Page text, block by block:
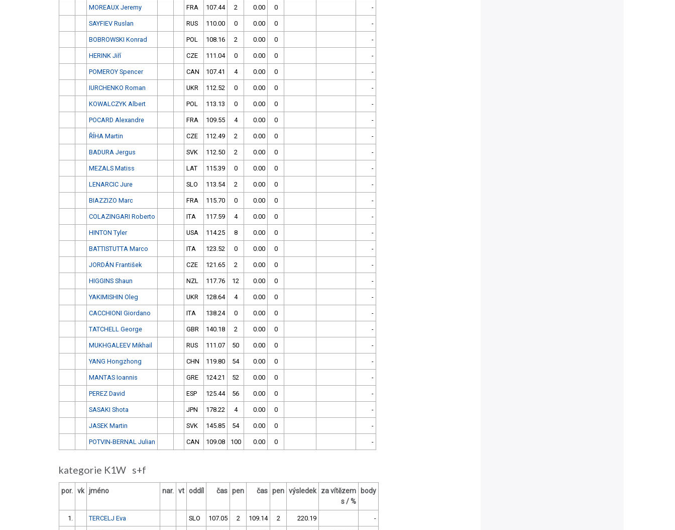
MOREAUX Jeremy FRA 107.44 2 0.00 0 -
SAYFIEV Ruslan RUS 110.00 0 0.00 0 -
BOBROWSKI Konrad POL 108.16 2 0.00 0 -
HERINK Jiří CZE 111.04 0 0.00 0 -
POMEROY Spencer CAN 107.41 4 0.00 0 -
IURCHENKO Roman UKR 112.52 0 0.00 0 -
KOWALCZYK Albert POL 113.13 0 0.00 0 -
POCARD Alexandre FRA 109.55 4 0.00 0 -
ŘÍHA Martin CZE 112.49 2 0.00 0 -
BADURA Jergus SVK 112.50 2 0.00 0 -
MEZALS Matiss LAT 115.39 0 0.00 0 -
LENARCIC Jure SLO 113.54 2 0.00 0 -
BIAZZIZO Marc FRA 115.70 0 0.00 0 -
COLAZINGARI Roberto ITA 117.59 4 0.00 0 -
HINTON Tyler USA 114.25 8 0.00 0 -
BATTISTUTTA Marco ITA 123.52 0 0.00 0 -
JORDÁN František CZE 121.65 2 0.00 0 -
HIGGINS Shaun NZL 117.76 12 0.00 0 -
YAKIMISHIN Oleg UKR 128.64 4 0.00 0 -
CACCHIONI Giordano ITA 138.24 0 0.00 0 -
TATCHELL George GBR 140.18 2 0.00 0 -
MUKHGALEEV Mikhail RUS 111.07 50 0.00 0 -
YANG Hongzhong CHN 119.80 54 0.00 0 -
MANTAS Ioannis GRE 124.21 52 0.00 0 -
PEREZ David ESP 125.44 56 0.00 0 -
SASAKI Shota JPN 178.22 4 0.00 0 -
JASEK Martin SVK 145.85 54 0.00 0 -
POTVIN-BERNAL Julian CAN 109.08 100 0.00 0 -
kategorie K1W s+f
por. vk jméno nar. vt oddíl čas pen čas pen výsledek
za vítězem
s / %
body
1. TERCELJ Eva SLO 107.05 2 109.14 2 220.19 -